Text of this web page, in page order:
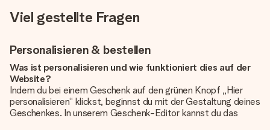
Viel gestellte Fragen
Personalisieren & bestellen
Was ist personalisieren und wie funktioniert dies auf der
Website?
Indem du bei einem Geschenk auf den grünen Knopf „Hier
personalisieren“ klickst, beginnst du mit der Gestaltung deines
Geschenkes. In unserem Geschenk-Editor kannst du das